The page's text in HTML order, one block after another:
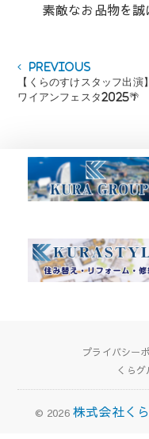
素敵なお品物を誠
投
稿
ナ
シ
ョ
PreviousPrevious
post:
【くらのすけスタッフ出演
ワイアンフェスタ2025🌴
プライバシー
くら
© 2026 株式会社く